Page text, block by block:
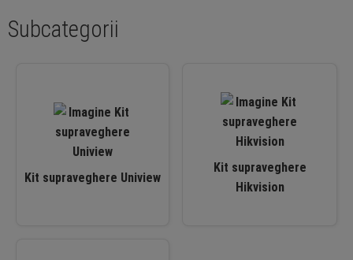
Subcategorii
Kit supraveghere Uniview
Kit supraveghere
Hikvision